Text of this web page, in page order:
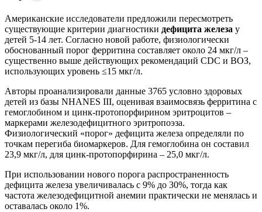
Американские исследователи предложили пересмотреть
существующие критерии диагностики дефицита железа у
детей 5-14 лет. Согласно новой работе, физиологически
обоснованный порог ферритина составляет около 24 мкг/л –
существенно выше действующих рекомендаций CDC и ВОЗ,
использующих уровень ≤15 мкг/л.
Авторы проанализировали данные 3765 условно здоровых
детей из базы NHANES III, оценивая взаимосвязь ферритина с
гемоглобином и цинк-протопорфирином эритроцитов –
маркерами железодефицитного эритропоэза.
Физиологический «порог» дефицита железа определяли по
точкам перегиба биомаркеров. Для гемоглобина он составил
23,9 мкг/л, для цинк-протопорфирина – 25,0 мкг/л.
При использовании нового порога распространенность
дефицита железа увеличивалась с 9% до 30%, тогда как
частота железодефицитной анемии практически не менялась и
оставалась около 1%.